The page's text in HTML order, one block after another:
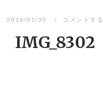
2016/01/30 コメントする
IMG_8302